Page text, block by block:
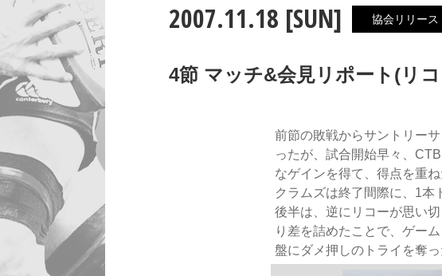
2007.11.18 [SUN] 協会リリース
4節 マッチ&会見リポート(リ
前節の敗戦からサントリー
ったが、試合開始早々、
なゲインを得て、得点を重
クラムズは終了間際に、1本
後半は、逆にリコーが思い
り差を詰めたことで、ゲー
盤にダメ押しのトライを奪